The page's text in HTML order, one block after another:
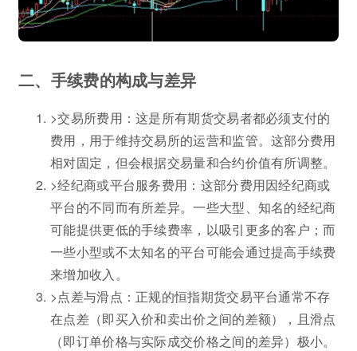
二、手续费的构成与差异
>交易所费用：这是所有期货交易者都必须支付的
费用，用于维持交易所的运营和监管。这部分费用
相对固定，但会根据交易量和合约价值有所调整。
>经纪商或平台服务费用：这部分费用因经纪商或
平台的不同而有所差异。一些大型、知名的经纪商
可能提供更低的手续费率，以吸引更多的客户；而
一些小型或不太知名的平台可能会通过提高手续费
来增加收入。
>点差与滑点：正规的恒指期货交易平台通常不存
在点差（即买入价和卖出价之间的差额），且滑点
（即订单价格与实际成交价格之间的差异）极小。